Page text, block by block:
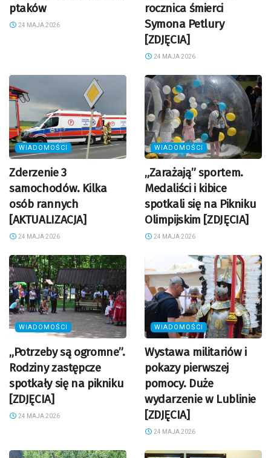
ptaków
24 MAJA 2026
rocznica śmierci
Symona Petlury
[ZDJĘCIA]
24 MAJA 2026
WIADOMOŚCI
Zderzenie 3
samochodów. Kilka
osób rannych
[AKTUALIZACJA]
24 MAJA 2026
WIADOMOŚCI
„Zarażają” sportem.
Medaliści i kibice
spotkali się na Pikniku
Olimpijskim [ZDJĘCIA]
24 MAJA 2026
WIADOMOŚCI
„Potrzeby są ogromne”.
Rodziny zastępcze
spotkały się na pikniku
[ZDJĘCIA]
24 MAJA 2026
WIADOMOŚCI
Wystawa militariów i
pokazy pierwszej
pomocy. Duże
wydarzenie w Lublinie
[ZDJĘCIA]
24 MAJA 2026